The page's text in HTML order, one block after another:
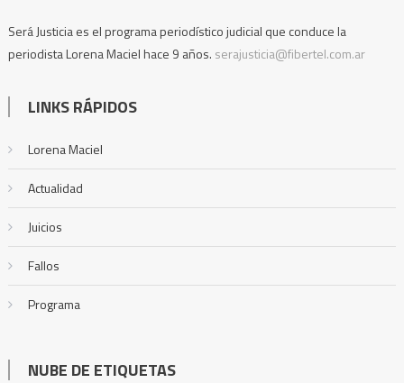
Será Justicia es el programa periodístico judicial que conduce la
periodista Lorena Maciel hace 9 años. serajusticia@fibertel.com.ar
LINKS RÁPIDOS
Lorena Maciel
Actualidad
Juicios
Fallos
Programa
NUBE DE ETIQUETAS